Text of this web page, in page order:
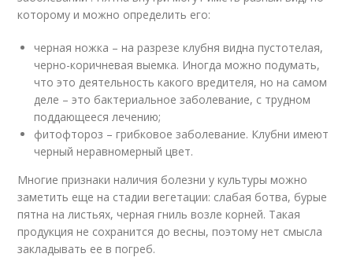
которому и можно определить его:
черная ножка – на разрезе клубня видна пустотелая,
черно-коричневая выемка. Иногда можно подумать,
что это деятельность какого вредителя, но на самом
деле – это бактериальное заболевание, с трудном
поддающееся лечению;
фитофтороз – грибковое заболевание. Клубни имеют
черный неравномерный цвет.
Многие признаки наличия болезни у культуры можно
заметить еще на стадии вегетации: слабая ботва, бурые
пятна на листьях, черная гниль возле корней. Такая
продукция не сохранится до весны, поэтому нет смысла
закладывать ее в погреб.